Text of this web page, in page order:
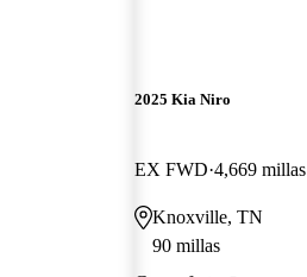
2025 Kia Niro
EX FWD 4,669 millas
Knoxville, TN
90 millas